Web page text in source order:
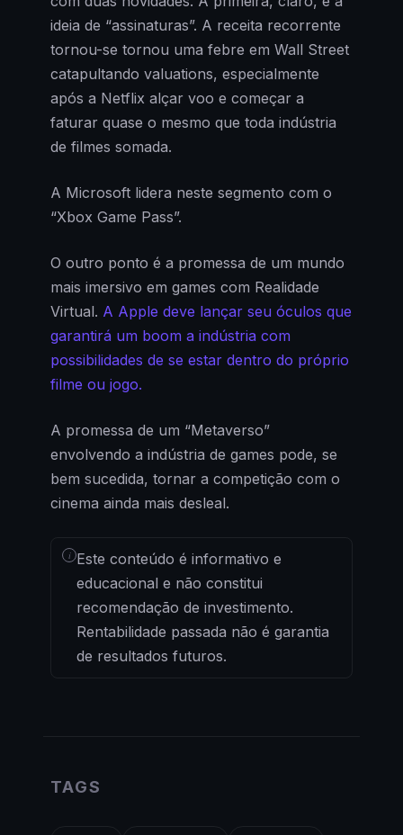
ideia de “assinaturas”. A receita recorrente
tornou-se tornou uma febre em Wall Street
catapultando valuations, especialmente
após a Netflix alçar voo e começar a
faturar quase o mesmo que toda indústria
de filmes somada.
A Microsoft lidera neste segmento com o
“Xbox Game Pass”.
O outro ponto é a promessa de um mundo
mais imersivo em games com Realidade
Virtual. A Apple deve lançar seu óculos que
garantirá um boom a indústria com
possibilidades de se estar dentro do próprio
filme ou jogo.
A promessa de um “Metaverso”
envolvendo a indústria de games pode, se
bem sucedida, tornar a competição com o
cinema ainda mais desleal.
i Este conteúdo é informativo e
educacional e não constitui
recomendação de investimento.
Rentabilidade passada não é garantia
de resultados futuros.
TAGS